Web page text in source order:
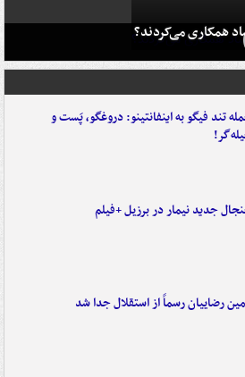
همکاری می‌کردند؟
تند فیگو به اینفانتینو: دروغگو، پَست‌ و
جدید نیمار در برزیل +فیلم
رضاییان رسماً از استقلال جدا شد